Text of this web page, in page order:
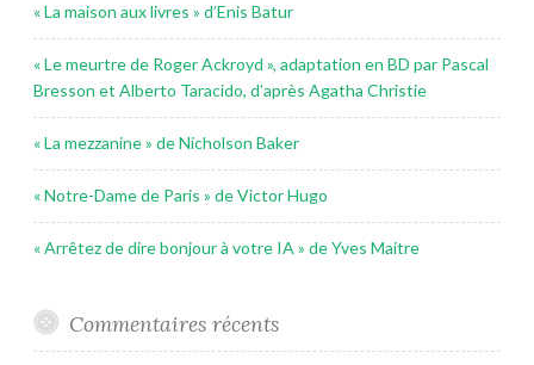
« La maison aux livres » d’Enis Batur
« Le meurtre de Roger Ackroyd », adaptation en BD par Pascal
Bresson et Alberto Taracido, d’après Agatha Christie
« La mezzanine » de Nicholson Baker
« Notre-Dame de Paris » de Victor Hugo
« Arrêtez de dire bonjour à votre IA » de Yves Maitre
Commentaires récents